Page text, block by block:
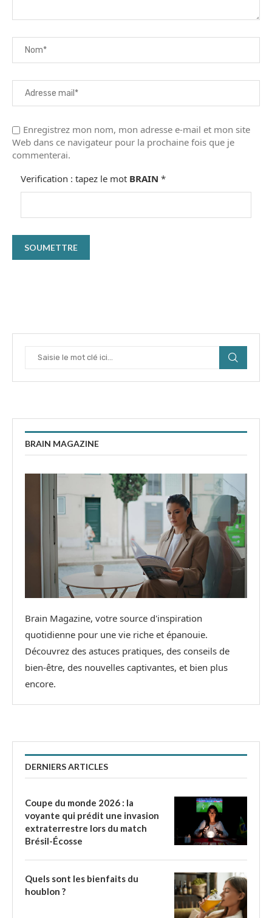
Enregistrez mon nom, mon adresse e-mail et mon site
Web dans ce navigateur pour la prochaine fois que je
commenterai.
Verification : tapez le mot BRAIN *
BRAIN MAGAZINE
Brain Magazine, votre source d'inspiration
quotidienne pour une vie riche et épanouie.
Découvrez des astuces pratiques, des conseils de
bien-être, des nouvelles captivantes, et bien plus
encore.
DERNIERS ARTICLES
Coupe du monde 2026 : la
voyante qui prédit une invasion
extraterrestre lors du match
Brésil-Écosse
Quels sont les bienfaits du
houblon ?